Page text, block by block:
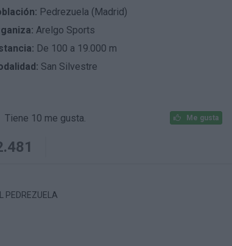
Pedrezuela (Madrid)
Arelgo Sports
De 100 a 19.000 m
San Silvestre
Tiene 10 me gusta. Me gusta
PEDREZUELA